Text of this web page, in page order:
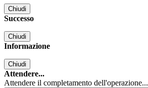
Chiudi
Successo
Chiudi
Informazione
Chiudi
Attendere...
Attendere il completamento dell'operazione...